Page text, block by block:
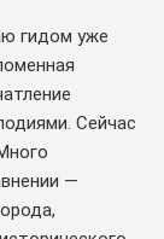
гидом уже
Сейчас
—